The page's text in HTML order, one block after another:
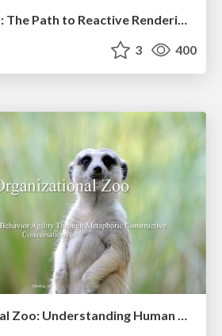
HTML-Aware ERB: The Path to Reactive Rendering @ RubyCon 2026, Rimini, Italy
3 400